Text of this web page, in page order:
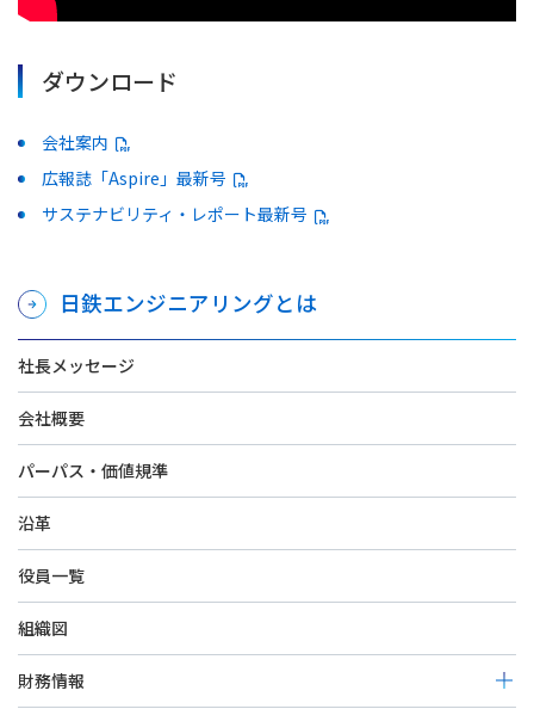
ダウンロード
会社案内
広報誌「Aspire」最新号
サステナビリティ・レポート最新号
日鉄エンジニアリングとは
社長メッセージ
会社概要
パーパス・価値規準
沿革
役員一覧
組織図
財務情報